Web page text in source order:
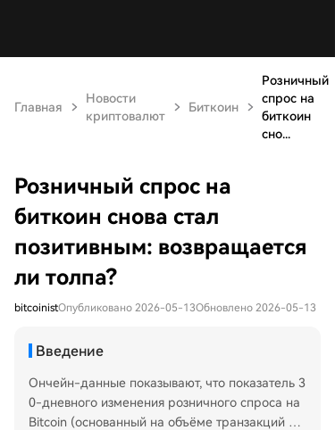
Главная
Новости
криптовалют
Биткоин
Розничный
спрос на
биткоин
сно...
Розничный спрос на
биткоин снова стал
позитивным: возвращается
ли толпа?
bitcoinistОпубликовано 2026-05-13Обновлено 2026-05-13
Введение
Ончейн-данные показывают, что показатель 3
0-дневного изменения розничного спроса на
Bitcoin (основанный на объёме транзакций ме